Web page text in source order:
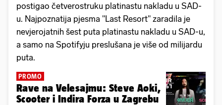
postigao četverostruku platinastu nakladu u SAD-
u. Najpoznatija pjesma "Last Resort" zaradila je
nevjerojatnih šest puta platinastu nakladu u SAD-u,
a samo na Spotifyju preslušana je više od milijardu
puta.
PROMO
Rave na Velesajmu: Steve Aoki,
Scooter i Indira Forza u Zagrebu